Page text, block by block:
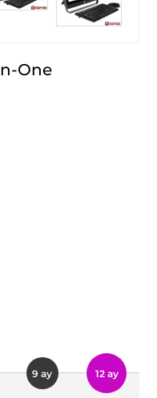
One
9 ay 12 ay